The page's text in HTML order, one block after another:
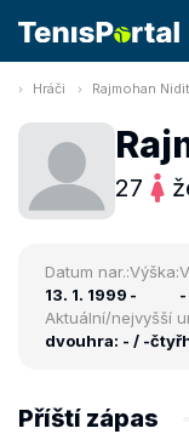
Hráči Rajmohan
27
Datum nar.:
13. 1. 1999
Výška:
-
-
Aktuální/nejvyšší
dvouhra: - / -
Příští zápas